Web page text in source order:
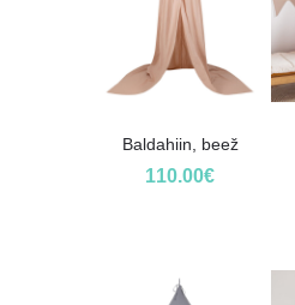
Baldahiin, beež
110.00€